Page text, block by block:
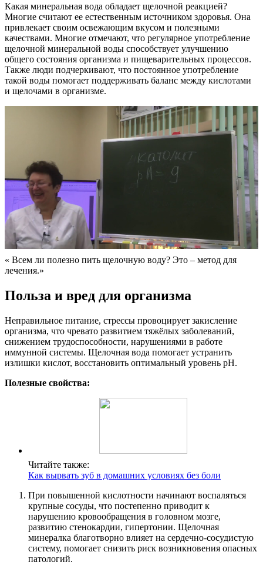
Какая минеральная вода обладает щелочной реакцией?
Многие считают ее естественным источником здоровья. Она
привлекает своим освежающим вкусом и полезными
качествами. Многие отмечают, что регулярное употребление
щелочной минеральной воды способствует улучшению
общего состояния организма и пищеварительных процессов.
Также люди подчеркивают, что постоянное употребление
такой воды помогает поддерживать баланс между кислотами
и щелочами в организме.
« Всем ли полезно пить щелочную воду? Это – метод для
лечения.»
Польза и вред для организма
Неправильное питание, стрессы провоцирует закисление
организма, что чревато развитием тяжёлых заболеваний,
снижением трудоспособности, нарушениями в работе
иммунной системы. Щелочная вода помогает устранить
излишки кислот, восстановить оптимальный уровень pH.
Полезные свойства:
Читайте также:
Как вырвать зуб в домашних условиях без боли
При повышенной кислотности начинают воспаляться
крупные сосуды, что постепенно приводит к
нарушению кровообращения в головном мозге,
развитию стенокардии, гипертонии. Щелочная
минералка благотворно влияет на сердечно-сосудистую
систему, помогает снизить риск возникновения опасных
патологий.